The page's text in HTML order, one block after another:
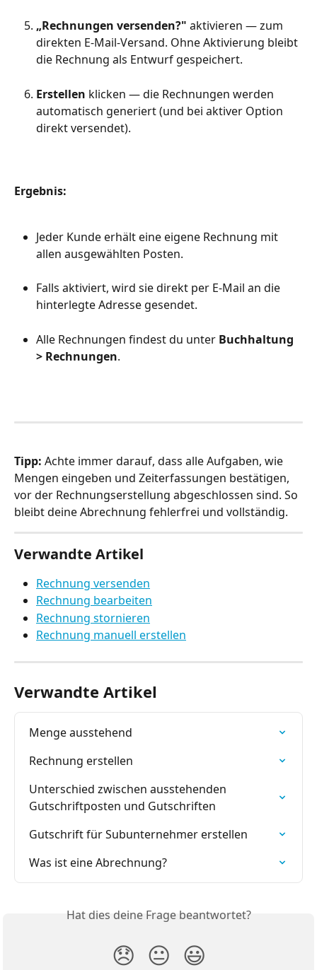
„Rechnungen versenden?" aktivieren — zum
direkten E-Mail-Versand. Ohne Aktivierung bleibt
die Rechnung als Entwurf gespeichert.
Erstellen klicken — die Rechnungen werden
automatisch generiert (und bei aktiver Option
direkt versendet).
Ergebnis:
Jeder Kunde erhält eine eigene Rechnung mit
allen ausgewählten Posten.
Falls aktiviert, wird sie direkt per E-Mail an die
hinterlegte Adresse gesendet.
Alle Rechnungen findest du unter Buchhaltung
> Rechnungen.
Tipp: Achte immer darauf, dass alle Aufgaben, wie
Mengen eingeben und Zeiterfassungen bestätigen,
vor der Rechnungserstellung abgeschlossen sind. So
bleibt deine Abrechnung fehlerfrei und vollständig.
Verwandte Artikel
Rechnung versenden
Rechnung bearbeiten
Rechnung stornieren
Rechnung manuell erstellen
Verwandte Artikel
Menge ausstehend
Rechnung erstellen
Unterschied zwischen ausstehenden
Gutschriftposten und Gutschriften
Gutschrift für Subunternehmer erstellen
Was ist eine Abrechnung?
Hat dies deine Frage beantwortet?
😞 😐 😃